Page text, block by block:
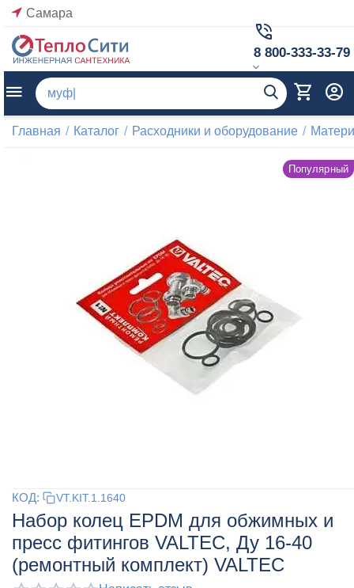
Самара
8 800-333-33-79
Главная / Каталог / Расходники и оборудование /
Популярный
КОД: VT.KIT.1.1640
Набор колец EPDM для обжимных и
пресс фитингов VALTEC, Ду 16-40
(ремонтный комплект) VALTEC